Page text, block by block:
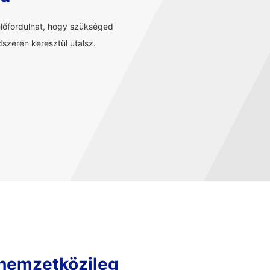
hogy szükséged
keresztül utalsz.